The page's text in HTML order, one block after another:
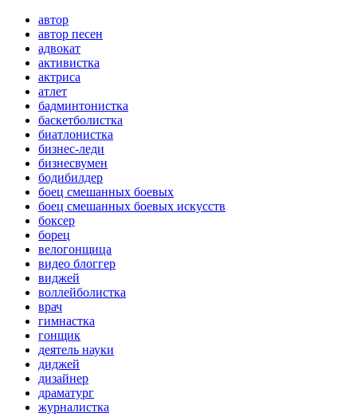
автор
автор песен
адвокат
активистка
актриса
атлет
бадминтонистка
баскетболистка
биатлонистка
бизнес-леди
бизнесвумен
бодибилдер
боец смешанных боевых
боец смешанных боевых искусств
боксер
борец
велогонщица
видео блоггер
виджей
воллейболистка
врач
гимнастка
гонщик
деятель науки
диджей
дизайнер
драматург
журналистка